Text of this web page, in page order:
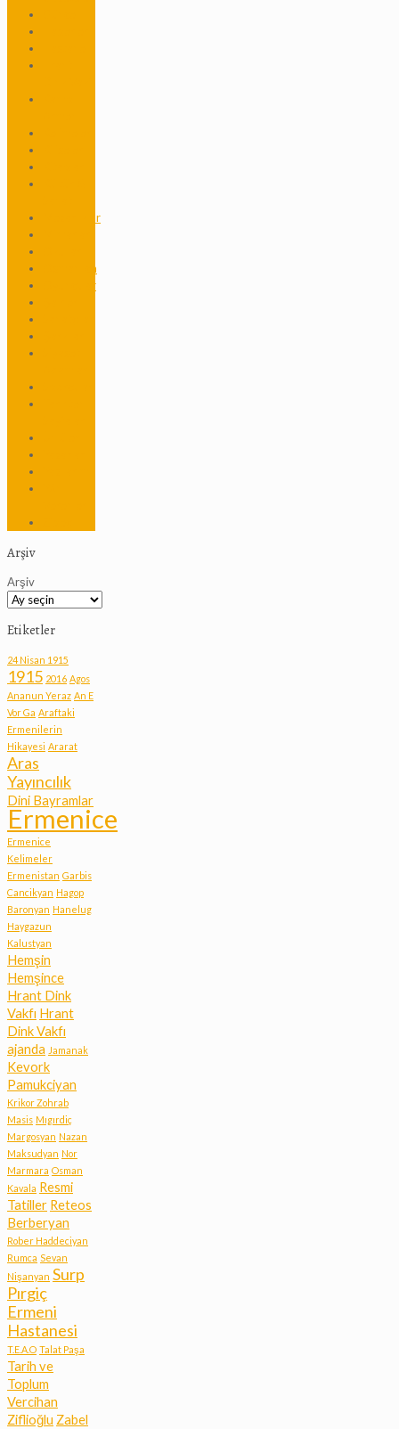
Mezarlıklar
Osmanlıca
Oyuncular
Arşiv
Arşiv
Etiketler
24 Nisan 1915
1915 2016 Agos
Ananun Yeraz An E
Vor Ga Araftaki
Ermenilerin
Hikayesi Ararat
Aras
Yayıncılık
Dini Bayramlar
Ermenice
Ermenice
Kelimeler
Ermenistan Garbis
Cancikyan Hagop
Baronyan Hanelug
Haygazun
Kalustyan
Hemşin
Hemşince
Hrant Dink
Vakfı Hrant
Dink Vakfı
ajanda Jamanak
Kevork
Pamukciyan
Krikor Zohrab
Masis Mıgırdiç
Margosyan Nazan
Maksudyan Nor
Marmara Osman
Kavala Resmi
Tatiller Reteos
Berberyan
Rober Haddeciyan
Rumca Sevan
Nişanyan Surp
Pırgiç
Ermeni
Hastanesi
T.E.A.O Talat Paşa
Tarih ve
Toplum
Vercihan
Ziflioğlu Zabel